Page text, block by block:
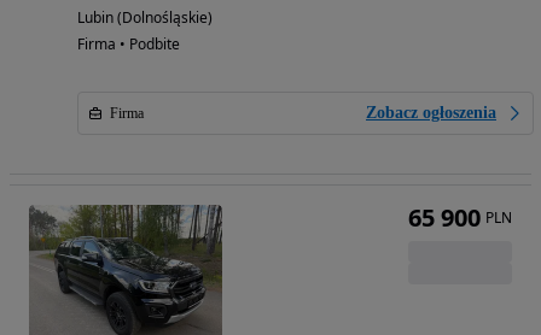
Lubin (Dolnośląskie)
Firma • Podbite
Firma Zobacz ogłoszenia
65 900 PLN